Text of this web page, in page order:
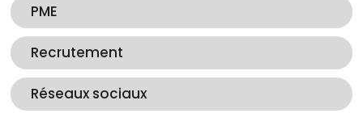
PME
Recrutement
Réseaux sociaux